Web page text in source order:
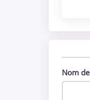
Nom